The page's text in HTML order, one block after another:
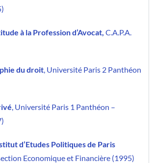
à la Profession d’Avocat, C.A.P.A.
du droit, Université Paris 2 Panthéon
, Université Paris 1 Panthéon –
d’Etudes Politiques de Paris
Economique et Financière (1995)